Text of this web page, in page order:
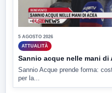
5 AGOSTO 2026
ATTUALITÀ
Sannio acque nelle mani di
Sannio Acque prende forma:
per la...